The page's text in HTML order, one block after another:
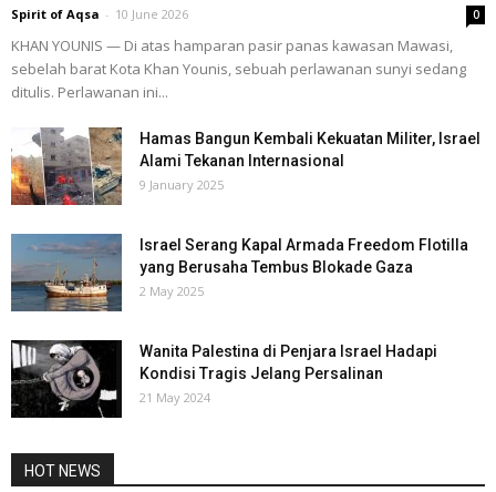
Spirit of Aqsa - 10 June 2026 0
KHAN YOUNIS — Di atas hamparan pasir panas kawasan Mawasi,
sebelah barat Kota Khan Younis, sebuah perlawanan sunyi sedang
ditulis. Perlawanan ini...
Hamas Bangun Kembali Kekuatan Militer, Israel
Alami Tekanan Internasional
9 January 2025
Israel Serang Kapal Armada Freedom Flotilla
yang Berusaha Tembus Blokade Gaza
2 May 2025
Wanita Palestina di Penjara Israel Hadapi
Kondisi Tragis Jelang Persalinan
21 May 2024
HOT NEWS